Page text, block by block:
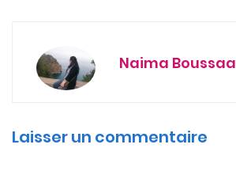
Naima Boussaa
Laisser un commentaire